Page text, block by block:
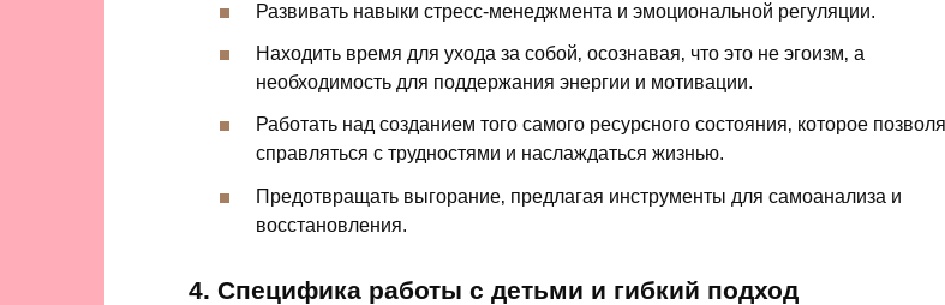
Развивать навыки стресс-менеджмента и эмоциональной регуляции.
Находить время для ухода за собой‚ осознавая‚ что это не эгоизм‚ а
необходимость для поддержания энергии и мотивации.
Работать над созданием того самого ресурсного состояния‚ которое
справляться с трудностями и наслаждаться жизнью.
Предотвращать выгорание‚ предлагая инструменты для самоанализа и
восстановления.
4. Специфика работы с детьми и гибкий подход